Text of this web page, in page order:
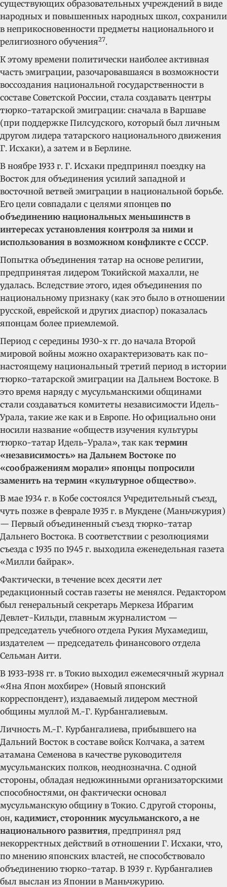
существующих образовательных учреждений в виде
народных и повышенных народных школ, сохранили
в неприкосновенности предметы национального и
религиозного обучения27.
К этому времени политически наиболее активная
часть эмиграции, разочаровавшаяся в возможности
воссоздания национальной государственности в
составе Советской России, стала создавать центры
тюрко-татарской эмиграции: сначала в Варшаве
(при поддержке Пилсудского, который был личным
другом лидера татарского национального движения
Г. Исхаки), а затем и в Берлине.
В ноябре 1933 г. Г. Исхаки предпринял поездку на
Восток для объединения усилий западной и
восточной ветвей эмиграции в национальной борьбе.
Его цели совпадали с целями японцев по
объединению национальных меньшинств в
интересах установления контроля за ними и
использования в возможном конфликте с СССР.
Попытка объединения татар на основе религии,
предпринятая лидером Токийской махалли, не
удалась. Вследствие этого, идея объединения по
национальному признаку (как это было в отношении
русской, еврейской и других диаспор) показалась
японцам более приемлемой.
Период с середины 1930-х гг. до начала Второй
мировой войны можно охарактеризовать как по-
настоящему национальный третий период в истории
тюрко-татарской эмиграции на Дальнем Востоке. В
это время наряду с мусульманскими общинами
стали создаваться комитеты независимости Идель-
Урала, такие же как и в Европе. Но официально они
носили название «обществ изучения культуры
тюрко-татар Идель-Урала», так как термин
«независимость» на Дальнем Востоке по
«соображениям морали» японцы попросили
заменить на термин «культурное общество».
В мае 1934 г. в Кобе состоялся Учредительный съезд,
чуть позже в феврале 1935 г. в Мукдене (Маньчжурия)
— Первый объединенный съезд тюрко-татар
Дальнего Востока. В соответствии с резолюциями
съезда с 1935 по 1945 г. выходила еженедельная газета
«Милли байрак».
Фактически, в течение всех десяти лет
редакционный состав газеты не менялся. Редактором
был генеральный секретарь Меркеза Ибрагим
Девлет-Кильди, главным журналистом —
председатель учебного отдела Рукия Мухамедиш,
издателем — председатель финансового отдела
Сельман Аити.
В 1933-1938 гг. в Токио выходил ежемесячный журнал
«Яна Япон мохбире» (Новый японский
корреспондент), издаваемый лидером местной
общины муллой М.-Г. Курбангалиевым.
Личность М.-Г. Курбангалиева, прибывшего на
Дальний Восток в составе войск Колчака, а затем
атамана Семенова в качестве руководителя
мусульманских полков, неоднозначна. С одной
стороны, обладая недюжинными организаторскими
способностями, он фактически основал
мусульманскую общину в Токио. С другой стороны,
он, кадимист, сторонник мусульманского, а не
национального развития, предпринял ряд
некорректных действий в отношении Г. Исхаки, что,
по мнению японских властей, не способствовало
объединению тюрко-татар. В 1939 г. Курбангалиев
был выслан из Японии в Маньчжурию.